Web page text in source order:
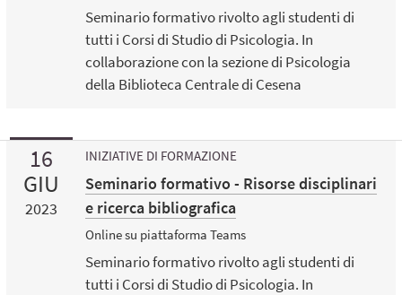
Seminario formativo rivolto agli studenti di
tutti i Corsi di Studio di Psicologia. In
collaborazione con la sezione di Psicologia
della Biblioteca Centrale di Cesena
16
GIU
2023
INIZIATIVE DI FORMAZIONE
Seminario formativo - Risorse disciplinari
e ricerca bibliografica
Online su piattaforma Teams
Seminario formativo rivolto agli studenti di
tutti i Corsi di Studio di Psicologia. In